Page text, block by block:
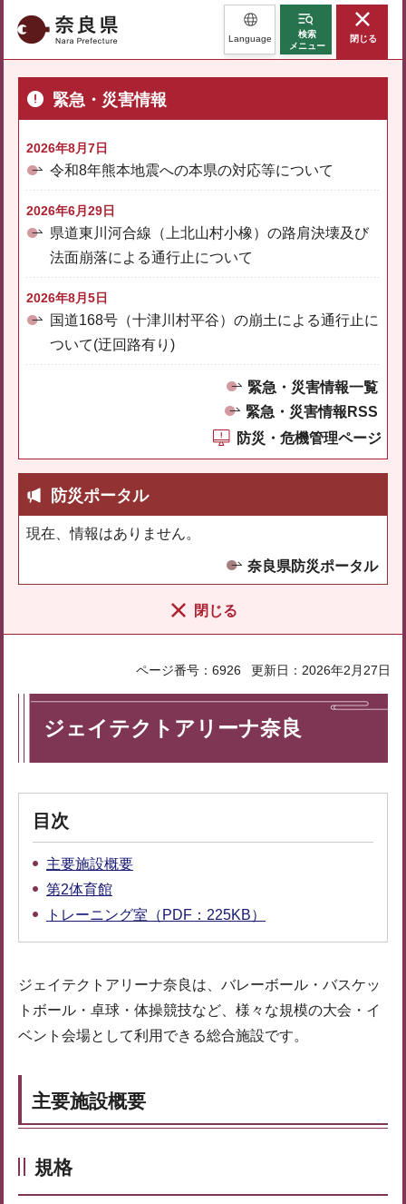
奈良県 Language
検索
メニュー
閉じる
緊急・災害情報
2026年8月7日
令和8年熊本地震への本県の対応等について
2026年6月29日
県道東川河合線（上北山村小橡）の路肩決壊及び
法面崩落による通行止について
2026年8月5日
国道168号（十津川村平谷）の崩土による通行止に
ついて(迂回路有り)
緊急・災害情報一覧
緊急・災害情報RSS
防災・危機管理ページ
防災ポータル
現在、情報はありません。
奈良県防災ポータル
閉じる
ページ番号：6926 更新日：2026年2月27日
ジェイテクトアリーナ奈良
目次
主要施設概要
第2体育館
トレーニング室（PDF：225KB）
ジェイテクトアリーナ奈良は、バレーボール・バスケッ
トボール・卓球・体操競技など、様々な規模の大会・イ
ベント会場として利用できる総合施設です。
主要施設概要
規格